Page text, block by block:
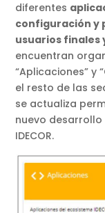
diferentes
configuración y
usuarios finales
encuentran
“Aplicaciones” y
el resto de las
se actualiza
nuevo
IDECOR.